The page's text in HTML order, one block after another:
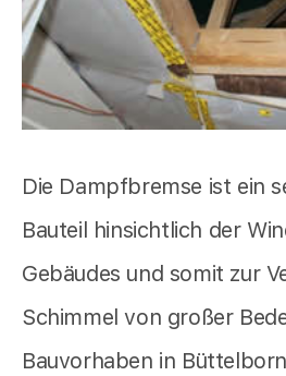
Die Dampfbremse ist ein
Bauteil hinsichtlich der
Gebäudes und somit zur
Schimmel von großer
Bauvorhaben in